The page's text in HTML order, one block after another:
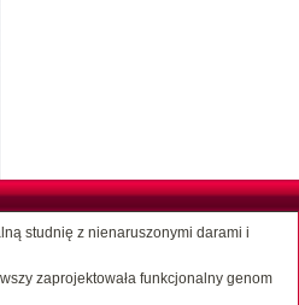
studnię z nienaruszonymi darami i
zaprojektowała funkcjonalny genom